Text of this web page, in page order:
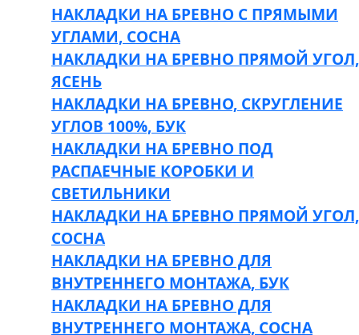
НАКЛАДКИ НА БРЕВНО С ПРЯМЫМИ
УГЛАМИ, СОСНА
НАКЛАДКИ НА БРЕВНО ПРЯМОЙ УГОЛ,
ЯСЕНЬ
НАКЛАДКИ НА БРЕВНО, СКРУГЛЕНИЕ
УГЛОВ 100%, БУК
НАКЛАДКИ НА БРЕВНО ПОД
РАСПАЕЧНЫЕ КОРОБКИ И
СВЕТИЛЬНИКИ
НАКЛАДКИ НА БРЕВНО ПРЯМОЙ УГОЛ,
СОСНА
НАКЛАДКИ НА БРЕВНО ДЛЯ
ВНУТРЕННЕГО МОНТАЖА, БУК
НАКЛАДКИ НА БРЕВНО ДЛЯ
ВНУТРЕННЕГО МОНТАЖА, СОСНА